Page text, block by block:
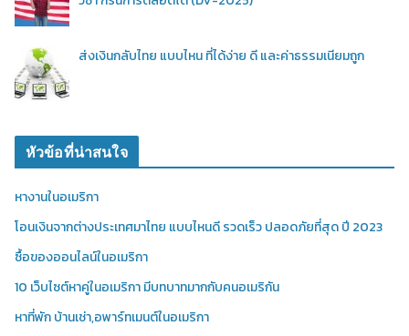
ส่งเงินกลับไทย แบบไหน ที่ได้ง่าย ดี และค่าธรรมเนียมถูก
หัวข้อที่น่าสนใจ
หางานในอเมริกา
โอนเงินจากต่างประเทศมาไทย แบบไหนดี รวดเร็ว ปลอดภัยที่สุด ปี 2023
ซื้อของออนไลน์ในอเมริกา
10 เว็บไซต์หาคู่ในอเมริกา มีบทบาทมากกับคนอเมริกัน
หาที่พัก บ้านเช่า,อพาร์ทเมนต์ในอเมริกา